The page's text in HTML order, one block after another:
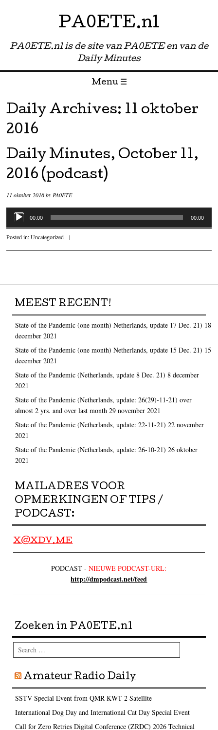
PA0ETE.nl
PA0ETE.nl is de site van PA0ETE en van de
Daily Minutes
Menu ☰
Skip to content
Daily Archives: 11 oktober
2016
Daily Minutes, October 11,
2016 (podcast)
11 oktober 2016byPA0ETE
Audiospeler
00:00 00:00
Posted in:Uncategorized |
MEEST RECENT!
State of the Pandemic (one month) Netherlands, update 17 Dec. 21) 18
december 2021
State of the Pandemic (one month) Netherlands, update 15 Dec. 21) 15
december 2021
State of the Pandemic (Netherlands, update 8 Dec. 21) 8 december
2021
State of the Pandemic (Netherlands, update: 26(29)-11-21) over
almost 2 yrs. and over last month 29 november 2021
State of the Pandemic (Netherlands, update: 22-11-21) 22 november
2021
State of the Pandemic (Netherlands, update: 26-10-21) 26 oktober
2021
MAILADRES VOOR
OPMERKINGEN OF TIPS /
PODCAST:
X@XDV.ME
PODCAST -NIEUWE PODCAST-URL:
http://dmpodcast.net/feed
Zoeken in PA0ETE.nl
Search
Amateur Radio Daily
SSTV Special Event from QMR-KWT-2 Satellite
International Dog Day and International Cat Day Special Event
Call for Zero Retries Digital Conference (ZRDC) 2026 Technical